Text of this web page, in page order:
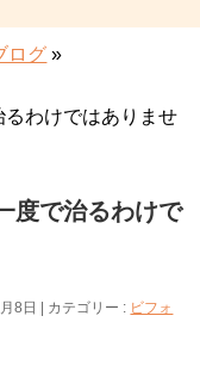
ログ »
わけではありませ
度で治るわけで
8日 カテゴリー : ビフォ